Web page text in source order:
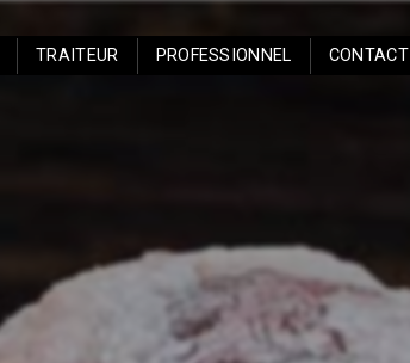
TRAITEUR PROFESSIONNEL CONTACT